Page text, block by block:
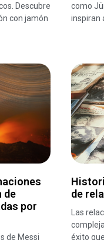
Descubre
con jamón
como
inspiran
de
por
de Messi
de
Las
éxito